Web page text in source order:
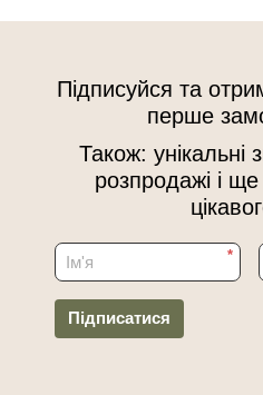
Підписуйся та
перше
Також: унікальні
розпродажі і
*
Підписатися